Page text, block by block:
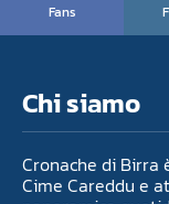
Fans
Chi siamo
Cronache di
Cime Careddu e